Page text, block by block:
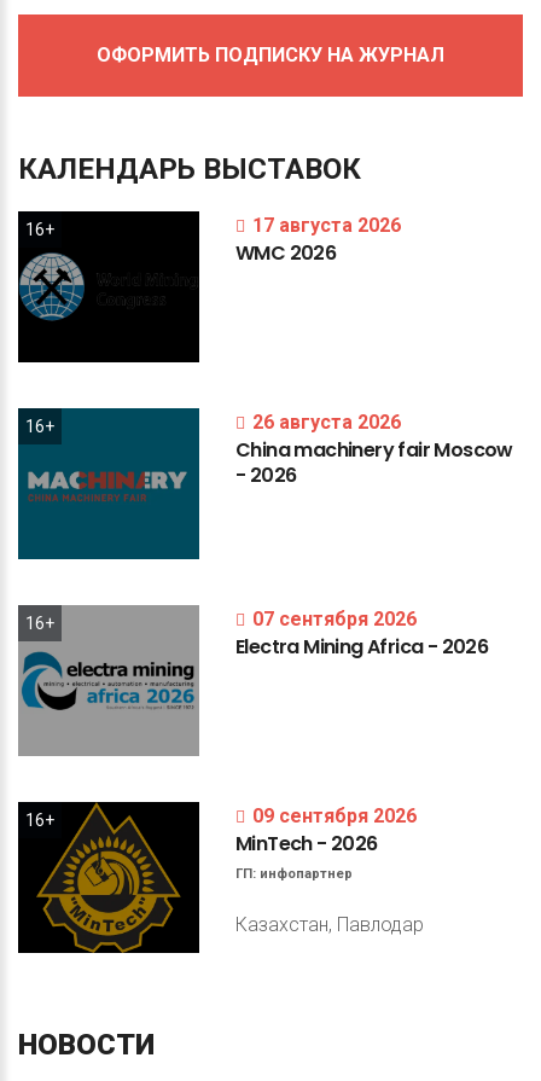
ОФОРМИТЬ ПОДПИСКУ НА ЖУРНАЛ
КАЛЕНДАРЬ ВЫСТАВОК
16+ 17 августа 2026
WMC 2026
16+ 26 августа 2026
ChinamachineryfairMoscow
- 2026
16+ 07 сентября 2026
ElectraMiningAfrica- 2026
16+ 09 сентября 2026
MinTech- 2026
ГП: инфопартнер
Казахстан, Павлодар
НОВОСТИ